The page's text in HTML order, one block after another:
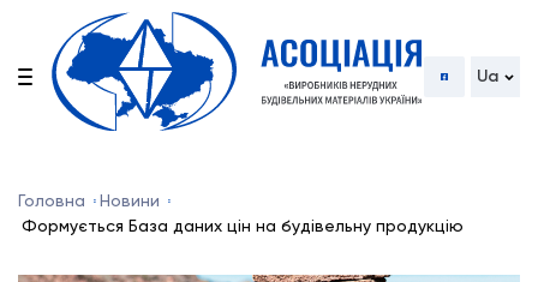
Ua
Головна
Новини
Формується База даних цін на будівельну продукцію